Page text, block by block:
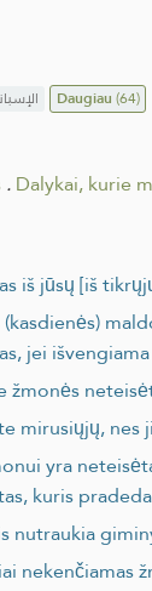
Daugiau(64)
.Dalykai, kurie
iš jūsų [iš
jei
žmonės
mirusiųjų, nes
yra
kuris
nutraukia
nekenčiamas